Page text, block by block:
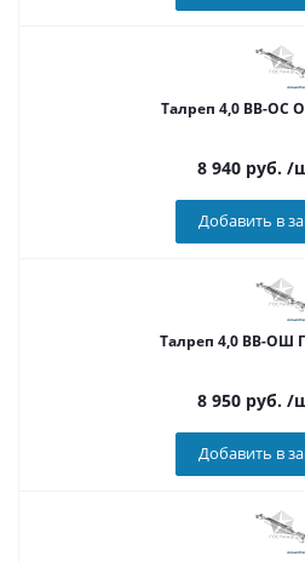
Талреп 4,0 ВВ-ОС
8 940 руб. /
Добавить в
Талреп 4,0 ВВ-ОШ
8 950 руб. /
Добавить в